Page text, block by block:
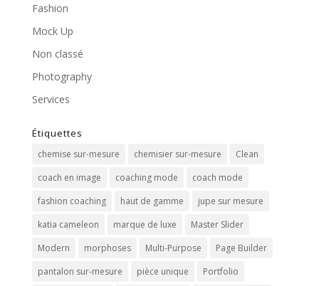
Fashion
Mock Up
Non classé
Photography
Services
Étiquettes
chemise sur-mesure chemisier sur-mesure
Clean
coach en image
coaching mode
coach mode
fashion coaching
haut de gamme
jupe sur mesure
katia cameleon
marque de luxe
Master Slider
Modern
morphoses Multi-Purpose
Page Builder
pantalon sur-mesure
pièce unique
Portfolio